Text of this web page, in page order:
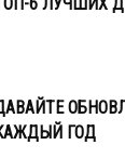
6 ЛУЧШИХ
ГОД